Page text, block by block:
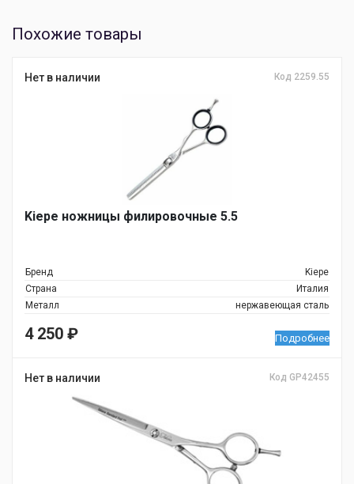
Похожие товары
Нет в наличии Код 2259.55
Kiepe ножницы филировочные 5.5
Бренд
Kiepe
Страна
Италия
Металл
нержавеющая сталь
4 250 ₽ Подробнее
Нет в наличии Код GP42455